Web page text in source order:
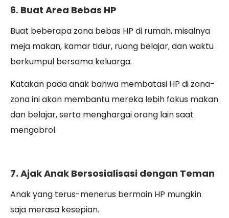
6. Buat Area Bebas HP
Buat beberapa zona bebas HP di rumah, misalnya
meja makan, kamar tidur, ruang belajar, dan waktu
berkumpul bersama keluarga.
Katakan pada anak bahwa membatasi HP di zona-
zona ini akan membantu mereka lebih fokus makan
dan belajar, serta menghargai orang lain saat
mengobrol.
7. Ajak Anak Bersosialisasi dengan Teman
Anak yang terus-menerus bermain HP mungkin
saja merasa kesepian.